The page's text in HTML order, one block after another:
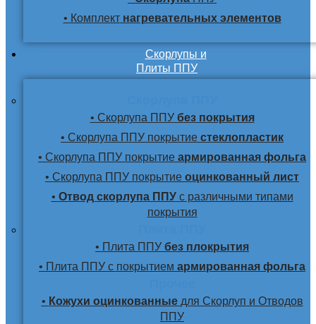
• Комплектнагревательных элементов
Скорлупы и
Плиты ППУ
• Скорлупа ППУбез покрытия
• Скорлупа ППУ покрытие стеклопластик
• Скорлупа ППУ покрытие армированная фольга
• Скорлупа ППУ покрытие оцинкованный лист
• Отвод скорлупа ППУс различными типами
покрытия
• Плита ППУ без плокрытия
• Плита ППУ с покрытием армированная фольга
• Кожухи оцинкованные для Скорлуп и Отводов
ППУ